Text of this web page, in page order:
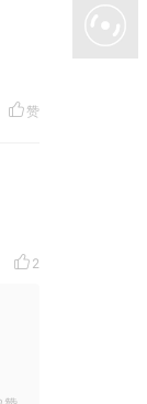
赞
2